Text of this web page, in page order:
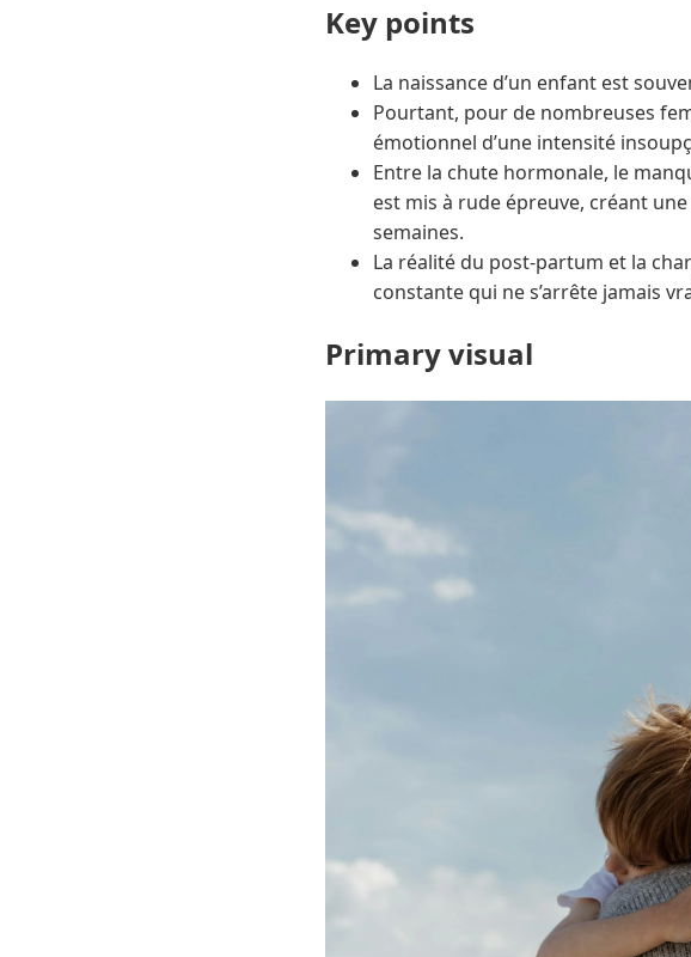
Key points
La naissance d’un enfant est
Pourtant, pour de nombreuses
émotionnel d’une intensité
Entre la chute hormonale, le
est mis à rude épreuve, créant
semaines.
La réalité du post-partum et la
constante qui ne s’arrête jamais
Primary visual